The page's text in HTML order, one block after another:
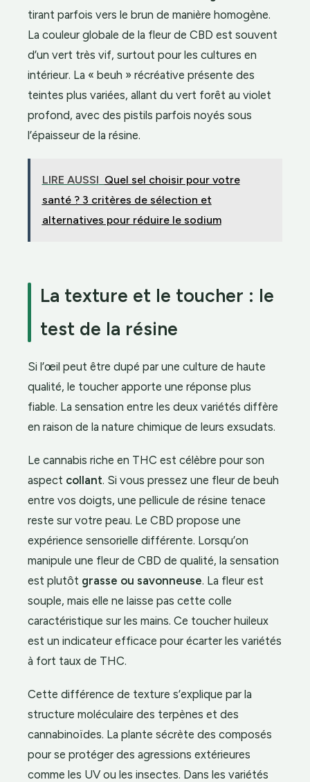
tirant parfois vers le brun de manière homogène.
La couleur globale de la fleur de CBD est souvent
d’un vert très vif, surtout pour les cultures en
intérieur. La « beuh » récréative présente des
teintes plus variées, allant du vert forêt au violet
profond, avec des pistils parfois noyés sous
l’épaisseur de la résine.
LIRE AUSSI Quel sel choisir pour votre
santé ? 3 critères de sélection et
alternatives pour réduire le sodium
La texture et le toucher : le
test de la résine
Si l’œil peut être dupé par une culture de haute
qualité, le toucher apporte une réponse plus
fiable. La sensation entre les deux variétés diffère
en raison de la nature chimique de leurs exsudats.
Le cannabis riche en THC est célèbre pour son
aspect collant. Si vous pressez une fleur de beuh
entre vos doigts, une pellicule de résine tenace
reste sur votre peau. Le CBD propose une
expérience sensorielle différente. Lorsqu’on
manipule une fleur de CBD de qualité, la sensation
est plutôt grasse ou savonneuse. La fleur est
souple, mais elle ne laisse pas cette colle
caractéristique sur les mains. Ce toucher huileux
est un indicateur efficace pour écarter les variétés
à fort taux de THC.
Cette différence de texture s’explique par la
structure moléculaire des terpènes et des
cannabinoïdes. La plante sécrète des composés
pour se protéger des agressions extérieures
comme les UV ou les insectes. Dans les variétés